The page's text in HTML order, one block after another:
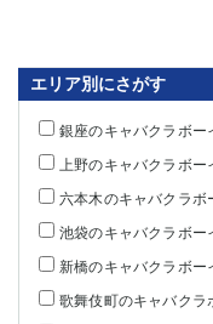
エリア別にさがす
銀座のキャバクラボー
上野のキャバクラボー
六本木のキャバクラボ
池袋のキャバクラボー
新橋のキャバクラボー
歌舞伎町のキャバクラ
大船
埼玉県
志木
草加